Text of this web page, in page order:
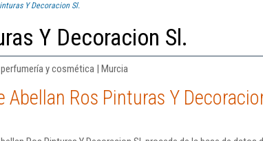
Y Decoracion Sl.
Y Decoracion Sl.
y cosmética | Murcia
Ros Pinturas Y